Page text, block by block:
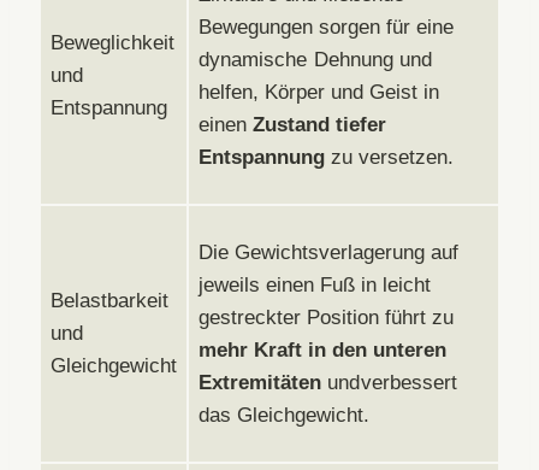
Beweglichkeit
und
Entspannung
Bewegungen sorgen für eine
dynamische Dehnung und
helfen, Körper und Geist in
einen Zustand tiefer
Entspannung zu versetzen.
Belastbarkeit
und
Gleichgewicht
Die Gewichtsverlagerung auf
jeweils einen Fuß in leicht
gestreckter Position führt zu
mehr Kraft in den unteren
Extremitäten und verbessert
das Gleichgewicht.